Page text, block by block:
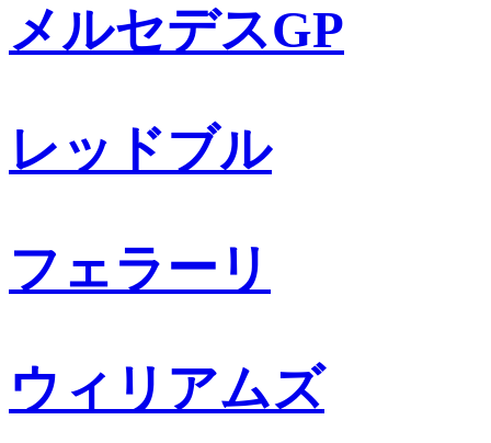
メルセデスGP
レッドブル
フェラーリ
ウィリアムズ